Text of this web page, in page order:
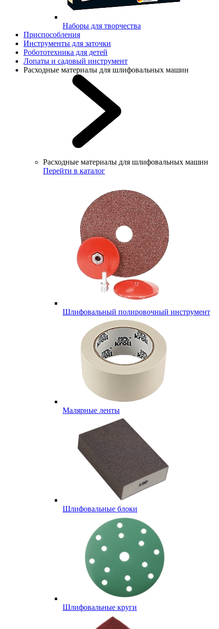
Наборы для творчества
Приспособления
Инструменты для заточки
Робототехника для детей
Лопаты и садовый инструмент
Расходные материалы для шлифовальных машин
Расходные материалы для шлифовальных машин
Перейти в каталог
Шлифовальный полировочный инструмент
Малярные ленты
Шлифовальные блоки
Шлифовальные круги